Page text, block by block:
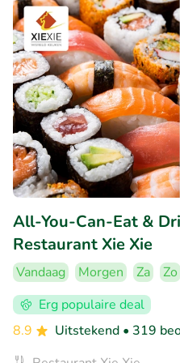
All-You-Can-Eat &
Restaurant Xie Xie
Vandaag Morgen Za Zo
Erg populaire deal
8.9
Uitstekend • 319